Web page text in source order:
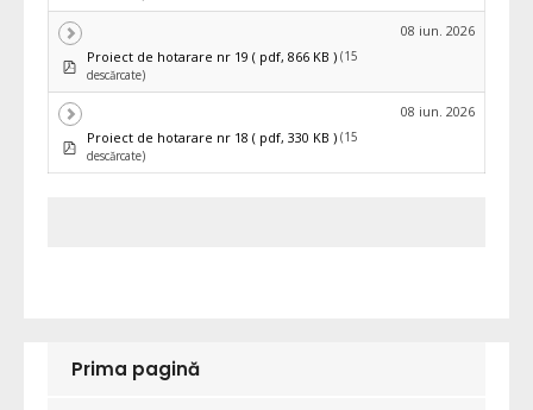
pdfProiect de hotarare nr 19 ( pdf, 866 KB ) (15
descărcate)
08 iun. 2026
pdfProiect de hotarare nr 18 ( pdf, 330 KB ) (15
descărcate)
08 iun. 2026
Prima pagină